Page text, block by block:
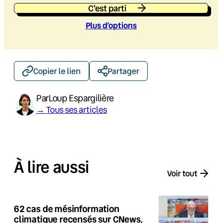
C'est parti
Plus d’options
Copier le lien Partager
ParLoup Espargilière
→ Tous ses articles
À lire aussi Voir tout
62 cas de mésinformation
climatique recensés sur CNews,